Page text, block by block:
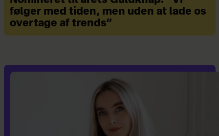
følger med tiden, men uden at lade os
overtage af trends”